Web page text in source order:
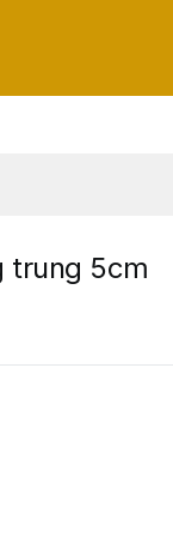
trung 5cm